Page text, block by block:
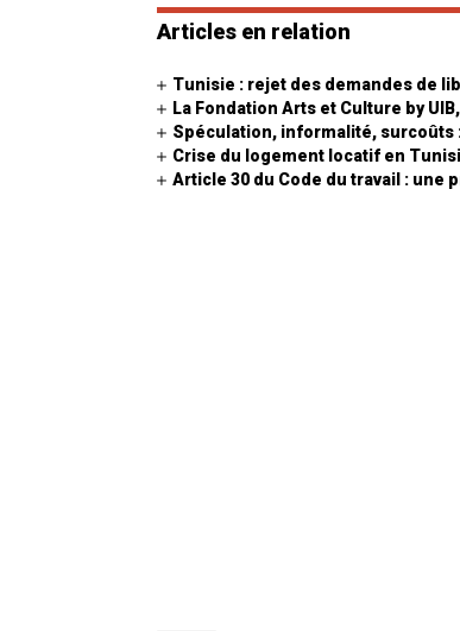
Articles en relation
Tunisie : rejet des demandes de
La Fondation Arts et Culture by
Spéculation, informalité, surcoûts
Crise du logement locatif en
Article 30 du Code du travail : une